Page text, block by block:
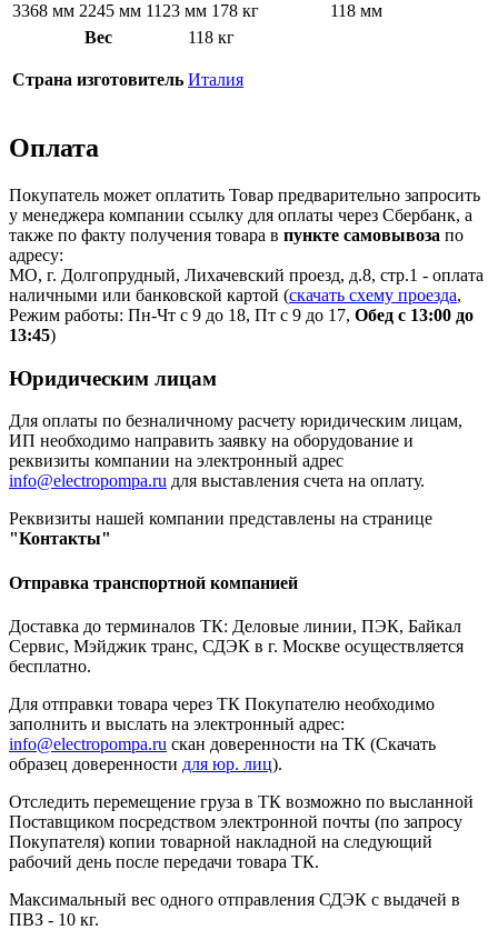
3368 мм 2245 мм 1123 мм 178 кг
118 мм
Вес
118 кг
Страна изготовитель Италия
Оплата
Покупатель может оплатить Товар предварительно запросить
у менеджера компании ссылку для оплаты через Сбербанк, а
также по факту получения товара в пункте самовывоза по
адресу:
МО, г. Долгопрудный, Лихачевский проезд, д.8, стр.1 - оплата
наличными или банковской картой (скачать схему проезда,
Режим работы: Пн-Чт с 9 до 18, Пт с 9 до 17, Обед с 13:00 до
13:45)
Юридическим лицам
Для оплаты по безналичному расчету юридическим лицам,
ИП необходимо направить заявку на оборудование и
реквизиты компании на электронный адрес
info@electropompa.ru для выставления счета на оплату.
Реквизиты нашей компании представлены на странице
"Контакты"
Отправка транспортной компанией
Доставка до терминалов ТК: Деловые линии, ПЭК, Байкал
Сервис, Мэйджик транс, СДЭК в г. Москве осуществляется
бесплатно.
Для отправки товара через ТК Покупателю необходимо
заполнить и выслать на электронный адрес:
info@electropompa.ru скан доверенности на ТК (Скачать
образец доверенности для юр. лиц).
Отследить перемещение груза в ТК возможно по высланной
Поставщиком посредством электронной почты (по запросу
Покупателя) копии товарной накладной на следующий
рабочий день после передачи товара ТК.
Максимальный вес одного отправления СДЭК с выдачей в
ПВЗ - 10 кг.